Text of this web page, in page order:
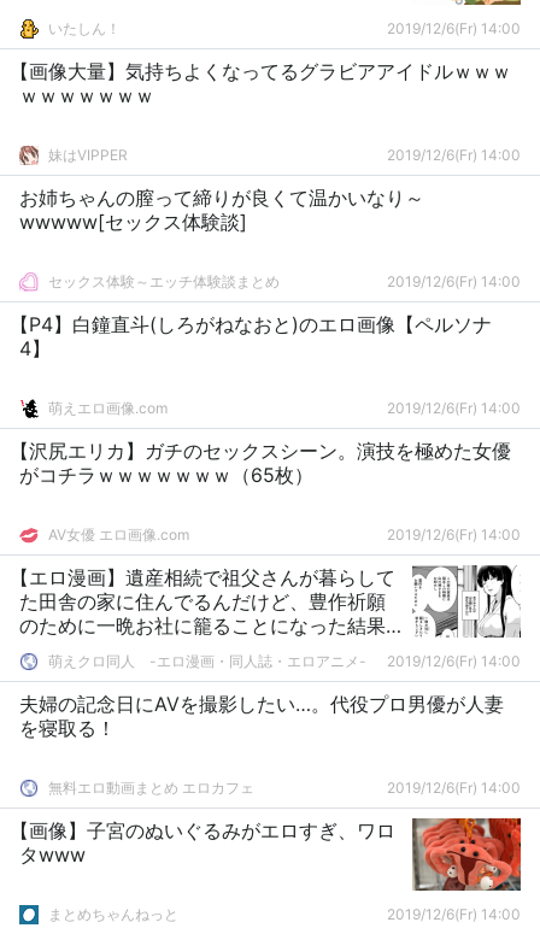
いたしん！ 2019/12/6(Fr) 14:00
【画像大量】気持ちよくなってるグラビアアイドルｗｗｗ
ｗｗｗｗｗｗｗ
妹はVIPPER 2019/12/6(Fr) 14:00
お姉ちゃんの膣って締りが良くて温かいなり～
wwwww[セックス体験談]
セックス体験～エッチ体験談まとめ 2019/12/6(Fr) 14:00
【P4】白鐘直斗(しろがねなおと)のエロ画像【ペルソナ
4】
萌えエロ画像.com 2019/12/6(Fr) 14:00
【沢尻エリカ】ガチのセックスシーン。演技を極めた女優
がコチラｗｗｗｗｗｗｗ（65枚）
AV女優 エロ画像.com 2019/12/6(Fr) 14:00
【エロ漫画】遺産相続で祖父さんが暮らして
た田舎の家に住んでるんだけど、豊作祈願
のために一晩お社に籠ることになった結果
ｗｗｗｗ
萌えクロ同人 -エロ漫画・同人誌・エロアニメ- 2019/12/6(Fr) 14:00
夫婦の記念日にAVを撮影したい…。代役プロ男優が人妻
を寝取る！
無料エロ動画まとめ エロカフェ 2019/12/6(Fr) 14:00
【画像】子宮のぬいぐるみがエロすぎ、ワロ
タwww
まとめちゃんねっと 2019/12/6(Fr) 14:00